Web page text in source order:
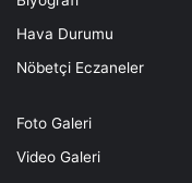
Hava Durumu
Nöbetçi Eczaneler
Foto Galeri
Video Galeri